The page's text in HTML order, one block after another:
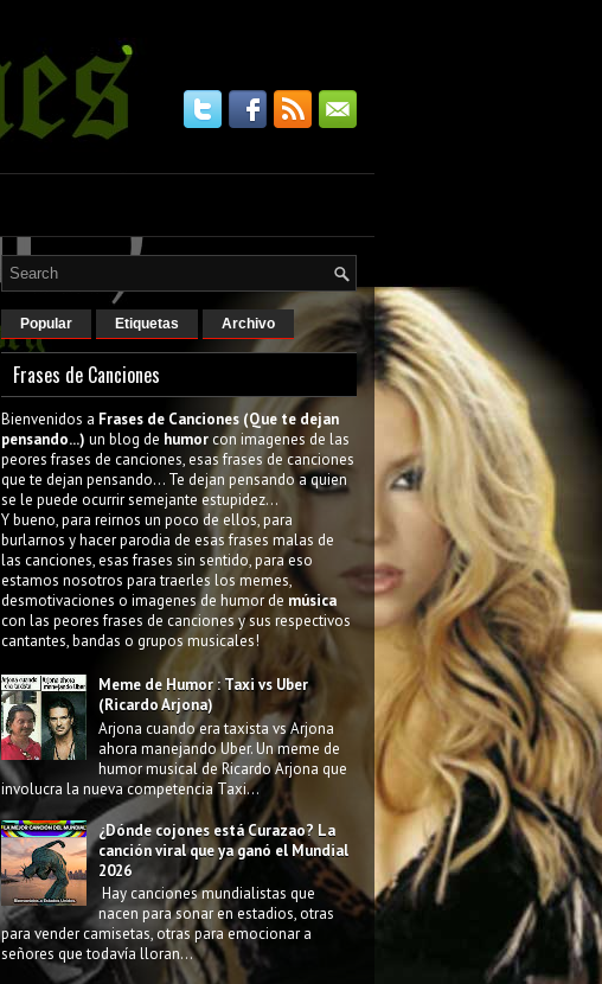
Popular Etiquetas Archivo
Frases de Canciones
Bienvenidos a Frases de Canciones (Que te dejan
pensando...) un blog de humorcon imagenes de las
peores frases de canciones, esas frases de canciones
que te dejan pensando... Te dejan pensando a quien
se le puede ocurrir semejante estupidez...
Y bueno, para reirnos un poco de ellos, para
burlarnos y hacer parodia de esas frases malas de
las canciones, esas frases sin sentido, para eso
estamos nosotros para traerles los memes,
desmotivaciones o imagenes de humor de música
con las peores frases de canciones y sus respectivos
cantantes, bandas o grupos musicales!
Meme de Humor : Taxi vs Uber
(Ricardo Arjona)
Arjona cuando era taxista vs Arjona
ahora manejando Uber. Un meme de
humor musical de Ricardo Arjona que
involucra la nueva competencia Taxi...
¿Dónde cojones está Curazao? La
canción viral que ya ganó el Mundial
2026
Hay canciones mundialistas que
nacen para sonar en estadios, otras
para vender camisetas, otras para emocionar a
señores que todavía lloran...